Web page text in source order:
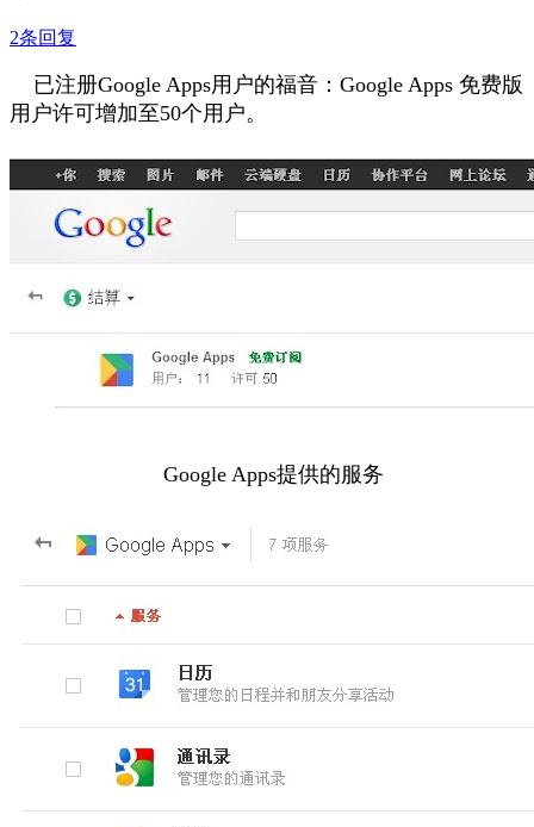
2条回复
已注册Google Apps用户的福音：Google Apps 免费版
用户许可增加至50个用户。
Google Apps提供的服务